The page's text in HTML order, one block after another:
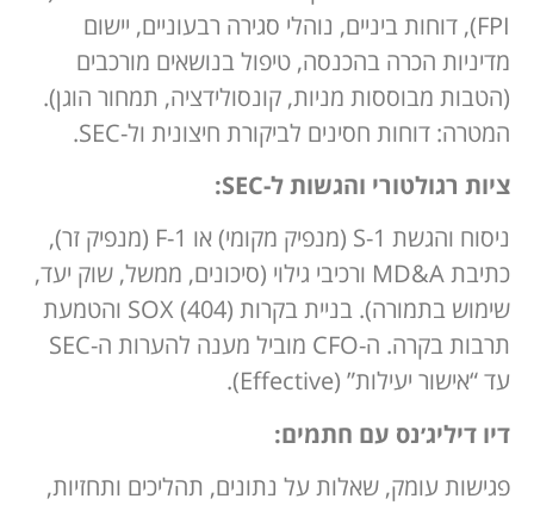
FPI), דוחות ביניים, נוהלי סגירה רבעוניים, יישום
מדיניות הכרה בהכנסה, טיפול בנושאים מורכבים
(הטבות מבוססות מניות, קונסולידציה, תמחור הוגן).
המטרה: דוחות חסינים לביקורת חיצונית ול-SEC.
ציות רגולטורי והגשות ל-SEC:
ניסוח והגשת S-1 (מנפיק מקומי) או F-1 (מנפיק זר),
כתיבת MD&A ורכיבי גילוי (סיכונים, ממשל, שוק יעד,
שימוש בתמורה). בניית בקרות SOX (404) והטמעת
תרבות בקרה. ה-CFO מוביל מענה להערות ה-SEC
עד “אישור יעילות” (Effective).
דיו דיליג׳נס עם חתמים:
פגישות עומק, שאלות על נתונים, תהליכים ותחזיות,